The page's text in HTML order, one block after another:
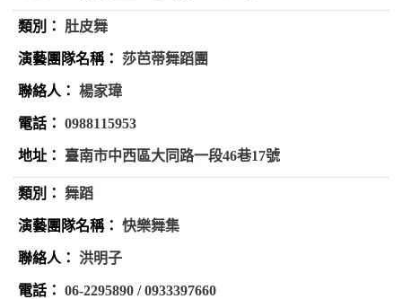
肚皮舞
莎芭蒂舞蹈團
楊家瑋
0988115953
臺南市中西區大同路一段46巷17號
舞蹈
快樂舞集
洪明子
06-2295890 / 0933397660